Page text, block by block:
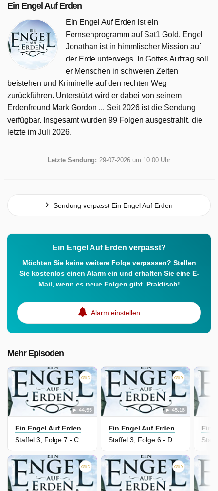
Ein Engel Auf Erden
Ein Engel Auf Erden ist ein
Fernsehprogramm auf Sat1 Gold. Engel
Jonathan ist in himmlischer Mission auf
der Erde unterwegs. In Gottes Auftrag soll
er Menschen in schweren Zeiten
beistehen und Kriminelle auf den rechten Weg
zurückführen. Unterstützt wird er dabei von seinem
Erdenfreund Mark Gordon ... Seit 2026 ist die Sendung
verfügbar. Insgesamt wurden 99 Folgen ausgestrahlt, die
letzte im Juli 2026.
Letzte Sendung: 29-07-2026 um 10:00 Uhr
Sendung verpasst Ein Engel Auf Erden
Ein Engel Auf Erden verpasst?
Möchten Sie keine weitere Folge verpassen? Stellen
Sie kostenlos einen Alarm ein und erhalten Sie eine E-
Mail, wenn es neue Folgen gibt. Praktisch!
Alarm einstellen
Mehr Episoden
44:55
Ein Engel Auf Erden
Staffel 3, Folge 7 - Code Name Freak
45:18
Ein Engel Auf Erden
Staffel 3, Folge 6 - Das Glück kommt in die Jahre
Ein